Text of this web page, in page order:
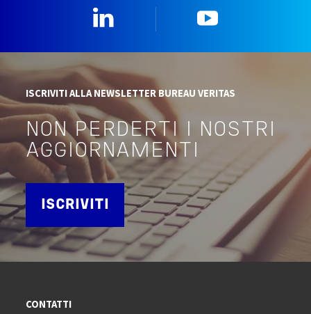
ISCRIVITI ALLA NEWSLETTER BUREAU VERITAS
NON PERDERTI I NOSTRI
AGGIORNAMENTI
ISCRIVITI
CONTATTI